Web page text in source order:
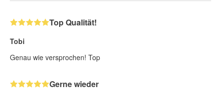
Top Qualität!
Tobi
Genau wie versprochen! Top
Gerne wieder